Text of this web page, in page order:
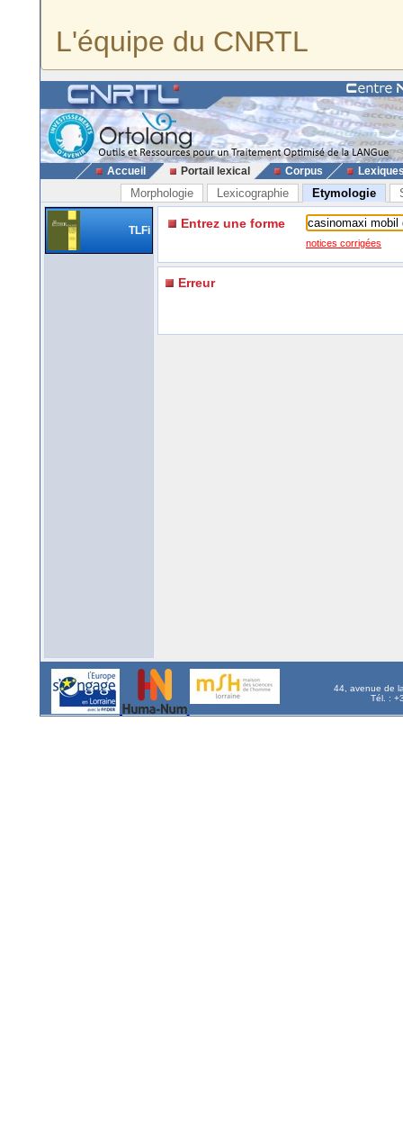
L'équipe du CNRTL
Accueil Portail lexical Corpus
Morphologie Lexicographie Etymologie
TLFi Entrez une forme
notices corrigées
Erreur
44, avenue de
Tél. :